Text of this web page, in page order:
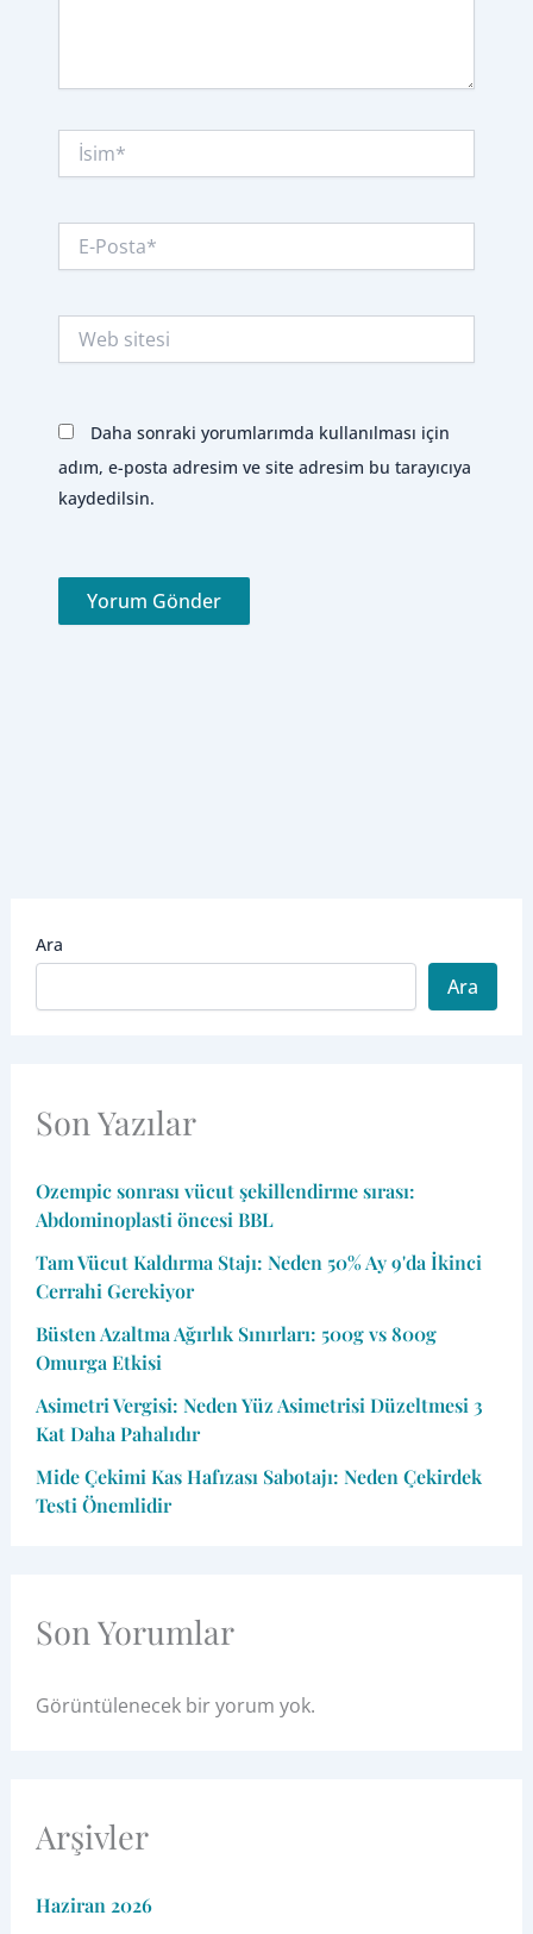
İsim*
Posta*
sitesi
Daha sonraki yorumlarımda kullanılması için
adım, e-posta adresim ve site adresim bu tarayıcıya
kaydedilsin.
Ara
Ara
Son Yazılar
Ozempic sonrası vücut şekillendirme sırası:
Abdominoplasti öncesi BBL
Tam Vücut Kaldırma Stajı: Neden 50% Ay 9'da İkinci
Cerrahi Gerekiyor
Büsten Azaltma Ağırlık Sınırları: 500g vs 800g
Omurga Etkisi
Asimetri Vergisi: Neden Yüz Asimetrisi Düzeltmesi 3
Kat Daha Pahalıdır
Mide Çekimi Kas Hafızası Sabotajı: Neden Çekirdek
Testi Önemlidir
Son Yorumlar
Görüntülenecek bir yorum yok.
Arşivler
Haziran 2026